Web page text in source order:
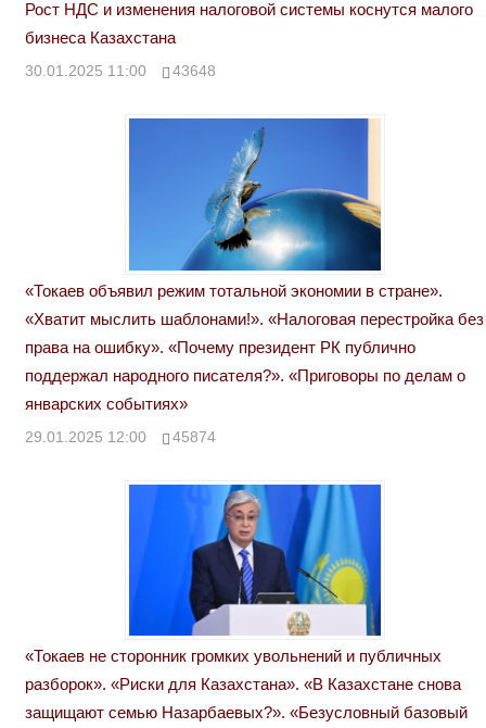
Рост НДС и изменения налоговой системы коснутся малого
бизнеса Казахстана
30.01.2025 11:00 43648
«Токаев объявил режим тотальной экономии в стране».
«Хватит мыслить шаблонами!». «Налоговая перестройка без
права на ошибку». «Почему президент РК публично
поддержал народного писателя?». «Приговоры по делам о
январских событиях»
29.01.2025 12:00 45874
«Токаев не сторонник громких увольнений и публичных
разборок». «Риски для Казахстана». «В Казахстане снова
защищают семью Назарбаевых?». «Безусловный базовый